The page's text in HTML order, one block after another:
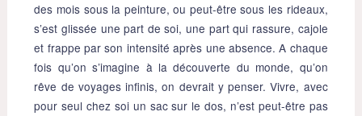
des mois sous la peinture, ou peut-être sous les rideaux,
s’est glissée une part de soi, une part qui rassure, cajole
et frappe par son intensité après une absence. A chaque
fois qu’on s’imagine à la découverte du monde, qu’on
rêve de voyages infinis, on devrait y penser. Vivre, avec
pour seul chez soi un sac sur le dos, n’est peut-être pas